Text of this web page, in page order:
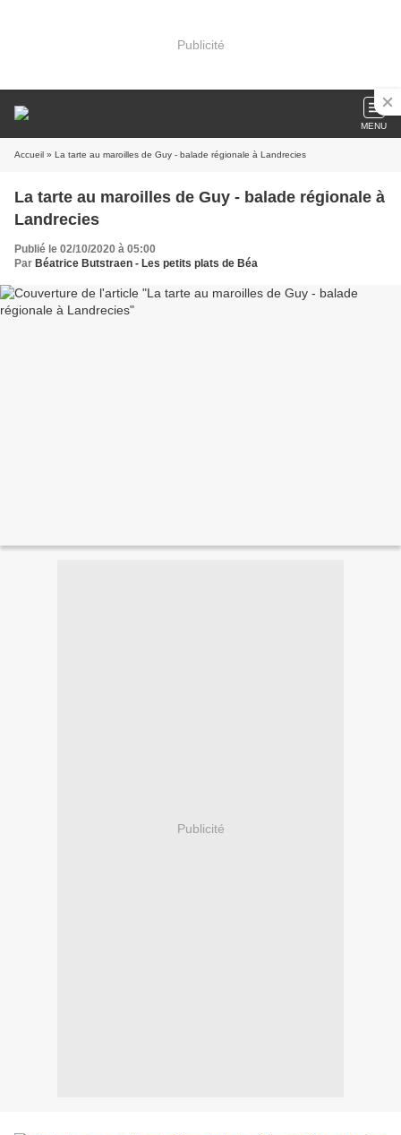
Publicité
MENU
Accueil » La tarte au maroilles de Guy - balade régionale à Landrecies
La tarte au maroilles de Guy - balade régionale à
Landrecies
Publié le 02/10/2020 à 05:00
Par Béatrice Butstraen - Les petits plats de Béa
Publicité